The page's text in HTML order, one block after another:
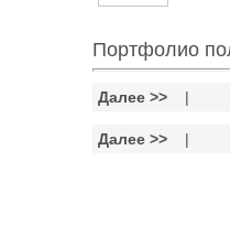
Портфолио
Далее >> |
Далее >> |